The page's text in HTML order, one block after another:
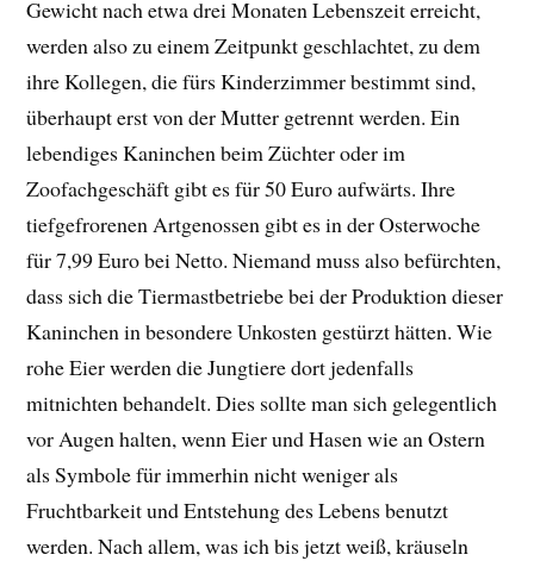
Gewicht nach etwa drei Monaten Lebenszeit erreicht,
werden also zu einem Zeitpunkt geschlachtet, zu dem
ihre Kollegen, die fürs Kinderzimmer bestimmt sind,
überhaupt erst von der Mutter getrennt werden. Ein
lebendiges Kaninchen beim Züchter oder im
Zoofachgeschäft gibt es für 50 Euro aufwärts. Ihre
tiefgefrorenen Artgenossen gibt es in der Osterwoche
für 7,99 Euro bei Netto. Niemand muss also befürchten,
dass sich die Tiermastbetriebe bei der Produktion dieser
Kaninchen in besondere Unkosten gestürzt hätten. Wie
rohe Eier werden die Jungtiere dort jedenfalls
mitnichten behandelt. Dies sollte man sich gelegentlich
vor Augen halten, wenn Eier und Hasen wie an Ostern
als Symbole für immerhin nicht weniger als
Fruchtbarkeit und Entstehung des Lebens benutzt
werden. Nach allem, was ich bis jetzt weiß, kräuseln